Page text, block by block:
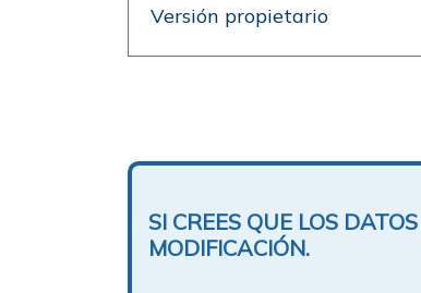
Versión propietario
SI CREES QUE LOS
MODIFICACIÓN.